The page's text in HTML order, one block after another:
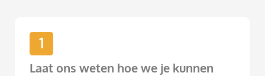
1
Laat ons weten hoe we je kunnen